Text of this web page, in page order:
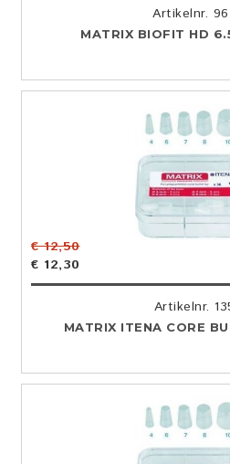
Artikelnr.
MATRIX BIOFIT HD
€ 12,50
€ 12,30
Artikelnr.
MATRIX ITENA CORE